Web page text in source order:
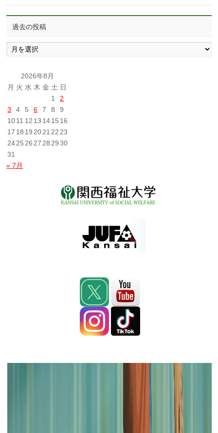
過去の投稿
過
去
稿
2026年8月
月 火 水 木 金 土 日
1
2
3
4 5 6 7 8
9
1011 12 13 1415 16
17 18 19 2021 22 23
2425 26 27 28 29 30
31
« 7月